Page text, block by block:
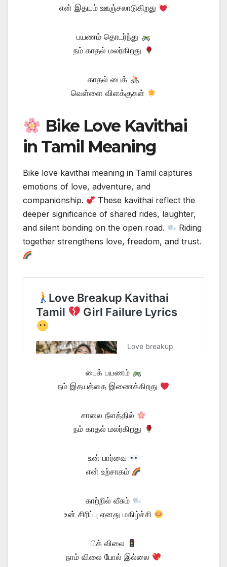
என் இதயம் ஊஞ்சலாடுகிறது
பயணம் தொடர்ந்து
நம் காதல் மலர்கிறது
காதல் பைக்
வெள்ளை விளக்குகள்
Bike Love Kavithai
in Tamil Meaning
Bike love kavithai meaning in Tamil captures
emotions of love, adventure, and
companionship.
These kavithai reflect the
deeper significance of shared rides, laughter,
and silent bonding on the open road.
Riding
together strengthens love, freedom, and trust.
பைக் பயணம்
நம் இதயத்தை இணைக்கிறது
சாலை நீளத்தில்
நம் காதல் மலர்கிறது
உன் பார்வை
என் உற்சாகம்
காற்றில் வீசும்
உன் சிரிப்பு எனது மகிழ்ச்சி
பிக் விலை
நாம் விலை போல் இல்லை